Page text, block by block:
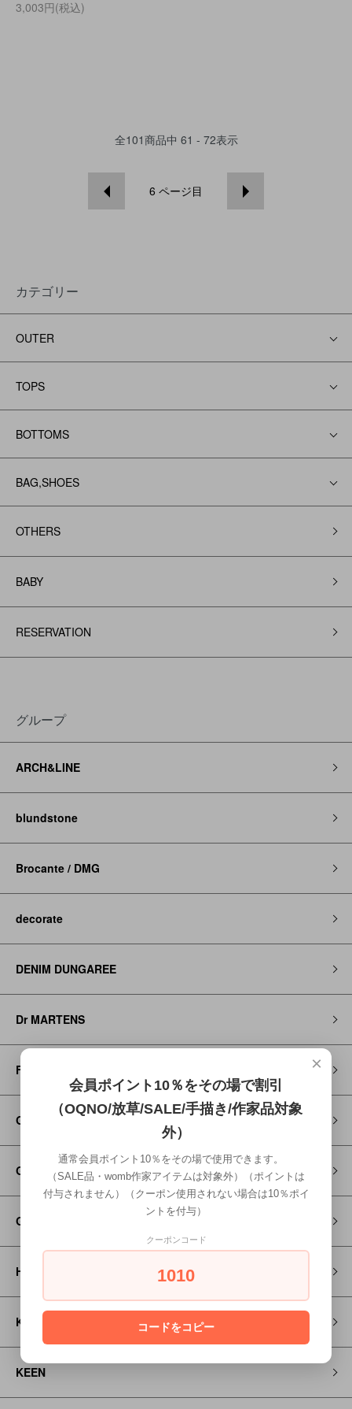
3,003円(税込)
全101商品中 61 - 72表示
6 ページ目
カテゴリー
OUTER
TOPS
BOTTOMS
BAG,SHOES
OTHERS
BABY
RESERVATION
グループ
ARCH&LINE
blundstone
Brocante / DMG
decorate
DENIM DUNGAREE
Dr MARTENS
FITH
Go to Hollywood
GRAMICCI
GROOVY COLORS
HOSO
KAPITAL
KEEN
×
会員ポイント10％をその場で割引
（OQNO/放草/SALE/手描き/作家品対象
外）
通常会員ポイント10％をその場で使用できます。
（SALE品・womb作家アイテムは対象外）（ポイントは
付与されません）（クーポン使用されない場合は10％ポイ
ントを付与）
クーポンコード
1010
コードをコピー